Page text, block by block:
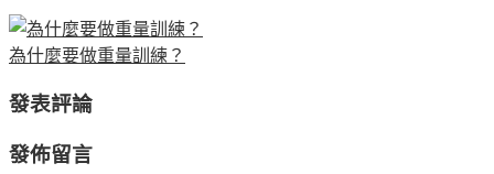
為什麼要做重量訓練？
發表評論
發佈留言